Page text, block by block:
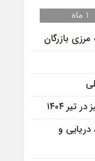
1 ماه
بازرگان
۱۴۰۴
و